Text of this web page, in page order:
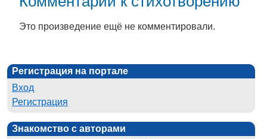
Это произведение ещё не комментировали.
Регистрация на портале
Вход
Регистрация
Знакомство с авторами